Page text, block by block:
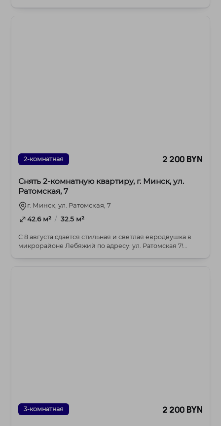
2-комнатная 2 200 BYN
Снять 2-комнатную квартиру, г. Минск, ул.
Ратомская, 7
г. Минск, ул. Ратомская, 7
42.6 м² / 32.5 м²
С 8 августа сдаётся стильная и светлая евродвушка в
микрорайоне Лебяжий по адресу: ул. Ратомская 7!...
3-комнатная 2 200 BYN